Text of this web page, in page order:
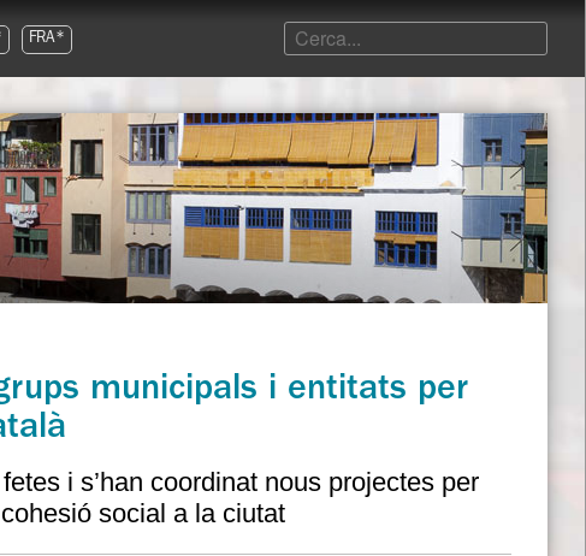
FRA*
municipals i entitats per
i s’han coordinat nous projectes per
social a la ciutat